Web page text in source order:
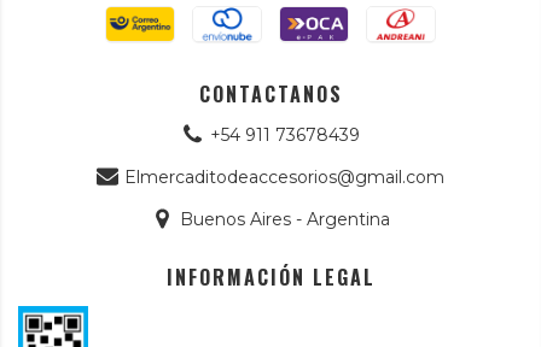
CONTACTANOS
+54 911 73678439
Elmercaditodeaccesorios@gmail.com
Buenos Aires - Argentina
INFORMACIÓN LEGAL